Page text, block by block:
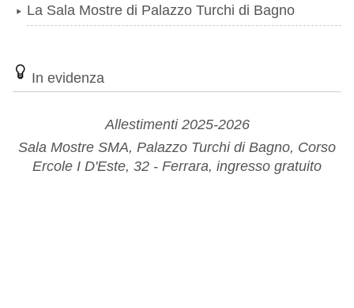
La Sala Mostre di Palazzo Turchi di Bagno
In evidenza
Allestimenti 2025-2026
Sala Mostre SMA, Palazzo Turchi di Bagno, Corso
Ercole I D'Este, 32 - Ferrara, ingresso gratuito